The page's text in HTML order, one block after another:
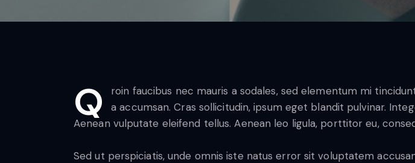
Q
roin faucibus nec mauris a sodales, sed elementum mi
a accumsan. Cras sollicitudin, ipsum eget blandit pulvinar.
Aenean vulputate eleifend tellus. Aenean leo ligula, porttitor eu,
Sed ut perspiciatis, unde omnis iste natus error sit voluptatem